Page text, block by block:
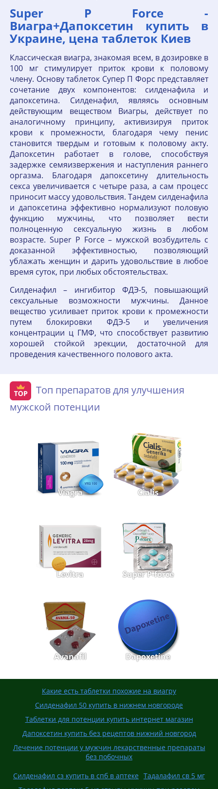
Super P Force -
Виагра+Дапоксетин купить в
Украине, цена таблеток Киев
Классическая виагра, знакомая всем, в дозировке в
100 мг стимулирует приток крови к половому
члену. Основу таблеток Супер П Форс представляет
сочетание двух компонентов: силденафила и
дапоксетина. Силденафил, являясь основным
действующим веществом Виагры, действует по
аналогичному принципу, активизируя приток
крови к промежности, благодаря чему пенис
становится твердым и готовым к половому акту.
Дапоксетин работает в голове, способствуя
задержке семяизвержения и наступления раннего
оргазма. Благодаря дапоксетину длительность
секса увеличивается с четыре раза, а сам процесс
приносит массу удовольствия. Тандем силденафила
и дапоксетина эффективно нормализуют половую
функцию мужчины, что позволяет вести
полноценную сексуальную жизнь в любом
возрасте. Super P Force – мужской возбудитель с
доказанной эффективностью, позволяющий
ублажать женщин и дарить удовольствие в любое
время суток, при любых обстоятельствах.
Силденафил – ингибитор ФДЭ-5, повышающий
сексуальные возможности мужчины. Данное
вещество усиливает приток крови к промежности
путем блокировки ФДЭ-5 и увеличения
концентрации ц ГМФ, что способствует развитию
хорошей стойкой эрекции, достаточной для
проведения качественного полового акта.
Топ препаратов для улучшения
мужской потенции
Viagra Cialis
Levitra Super P-force
Avanafil Dapoxetine
Какие есть таблетки похожие на виагру
Силденафил 50 купить в нижнем новгороде
Таблетки для потенции купить интернет магазин
Дапоксетин купить без рецептов нижний новгород
Лечение потенции у мужчин лекарственные препараты
без побочных
Силденафил сз купить в спб в аптеке Тадалафил св 5 мг